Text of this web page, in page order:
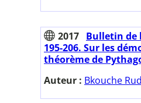
2017 Bulletin de
195-206. Sur les
théorème de
Auteur : Bkouche